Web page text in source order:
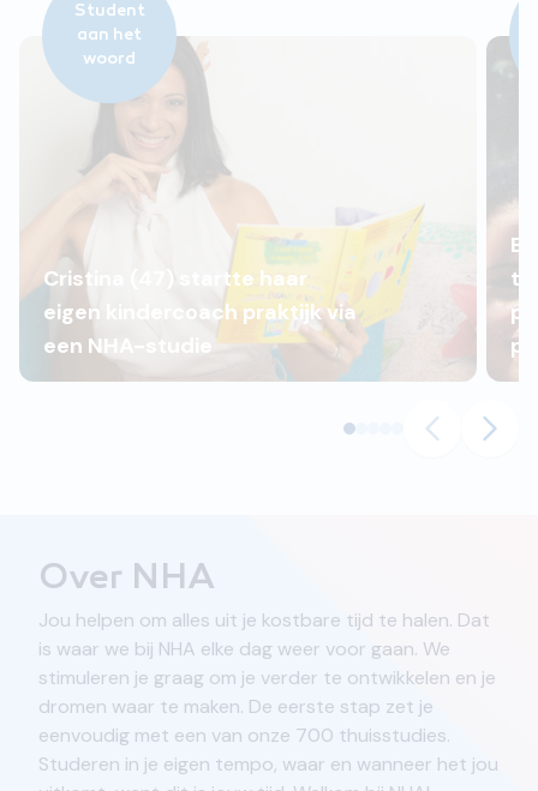
Cristina (47) startte haar
eigen kindercoach praktijk via
een NHA-studie
Student
aan het
woord
Over NHA
Jou helpen om alles uit je kostbare tijd te halen. Dat
is waar we bij NHA elke dag weer voor gaan. We
stimuleren je graag om je verder te ontwikkelen en je
dromen waar te maken. De eerste stap zet je
eenvoudig met een van onze 700 thuisstudies.
Studeren in je eigen tempo, waar en wanneer het jou